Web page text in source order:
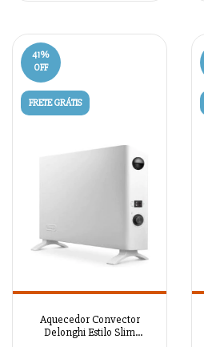
41%
OFF
FRETE GRÁTIS
Aquecedor Convector
Delonghi Estilo Slim